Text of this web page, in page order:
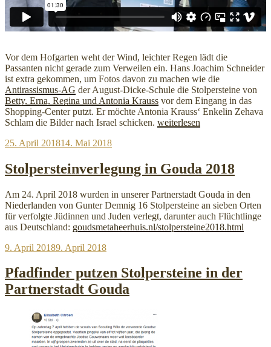
Vor dem Hofgarten weht der Wind, leichter Regen lädt die
Passanten nicht gerade zum Verweilen ein. Hans Joachim Schneider
ist extra gekommen, um Fotos davon zu machen wie die
Antirassismus-AG der August-Dicke-Schule die Stolpersteine von
Betty, Erna, Regina und Antonia Krauss vor dem Eingang in das
Shopping-Center putzt. Er möchte Antonia Krauss‘ Enkelin Zehava
Schlam die Bilder nach Israel schicken. „August-
in
der
weiterlesen
Veröffentlicht
25. April 201814. Mai 2018
Stolpersteinverlegung in Gouda 2018
Am 24. April 2018 wurden in unserer Partnerstadt Gouda in den
Niederlanden von Gunter Demnig 16 Stolpersteine an sieben Orten
für verfolgte Jüdinnen und Juden verlegt, darunter auch Flüchtlinge
aus Deutschland: goudsmetaheerhuis.nl/stolpersteine2018.html
Veröffentlicht
9. April 20189. April 2018
Pfadfinder putzen Stolpersteine in der
Partnerstadt Gouda